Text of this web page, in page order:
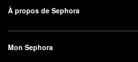
À propos de Sephora
Mon Sephora